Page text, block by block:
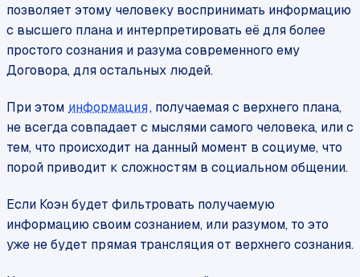
позволяет этому человеку воспринимать информацию
с высшего плана и интерпретировать её для более
простого сознания и разума современного ему
Договора, для остальных людей.
При этом информация, получаемая с верхнего плана,
не всегда совпадает с мыслями самого человека, или с
тем, что происходит на данный момент в социуме, что
порой приводит к сложностям в социальном общении.
Если Коэн будет фильтровать получаемую
информацию своим сознанием, или разумом, то это
уже не будет прямая трансляция от верхнего сознания.